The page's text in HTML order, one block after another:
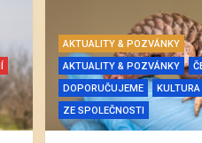
AKTUALITY & POZVÁNKY
AKTUALITY & POZVÁNKY
DOPORUČUJEME
KULTURA
ZE SPOLEČNOSTI